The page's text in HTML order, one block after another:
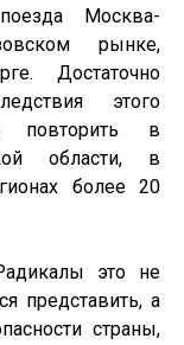
Москва-
рынке,
Достаточно
этого
повторить в
области, в
более 20
это не
представить, а
страны,